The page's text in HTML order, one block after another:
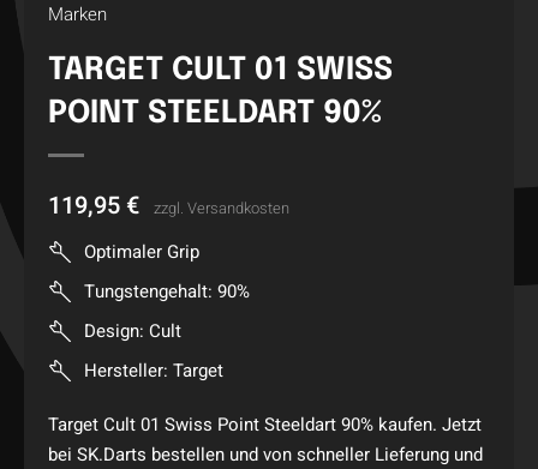
Marken
TARGET CULT 01 SWISS
POINT STEELDART 90%
119,95 € zzgl. Versandkosten
Optimaler Grip
Tungstengehalt: 90%
Design: Cult
Hersteller: Target
Target Cult 01 Swiss Point Steeldart 90% kaufen. Jetzt
bei SK.Darts bestellen und von schneller Lieferung und